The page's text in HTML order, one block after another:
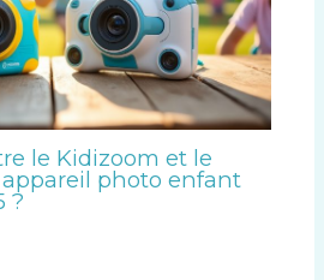
le Kidizoom et le
photo enfant
?